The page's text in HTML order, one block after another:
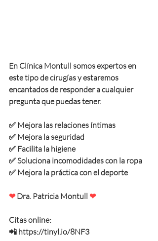
En Clínica Montull somos expertos en
este tipo de cirugías y estaremos
encantados de responder a cualquier
pregunta que puedas tener.
✅ Mejora las relaciones íntimas
✅ Mejora la seguridad
✅ Facilita la higiene
✅ Soluciona incomodidades con la ropa
✅ Mejora la práctica con el deporte
❤ Dra. Patricia Montull ❤
Citas online:
📲 https://tinyl.io/8NF3